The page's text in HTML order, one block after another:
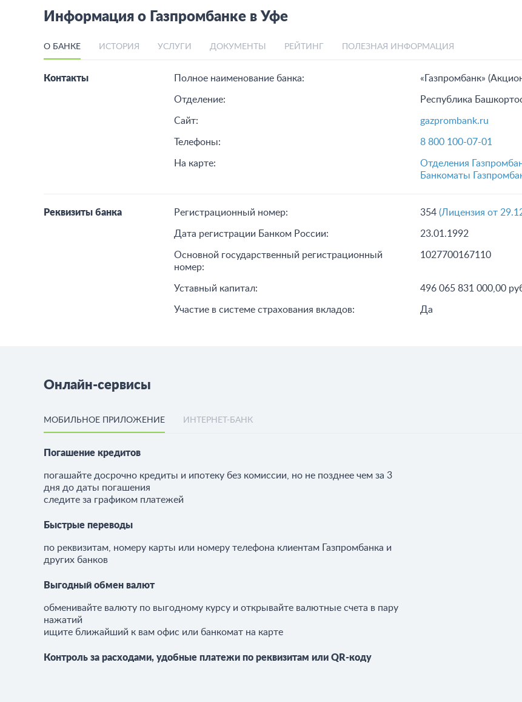
Информация о Газпромбанке в Уфе
О БАНКЕ ИСТОРИЯ УСЛУГИ ДОКУМЕНТЫ РЕЙТИНГ ПОЛЕЗНАЯ ИНФОРМАЦИЯ
Контакты Полное наименование банка: «Газпромбанк»
Отделение: Республика
Сайт: gazprombank.ru
Телефоны: 8 800 100-07-01
На карте:
Отделения
Банкоматы
Реквизиты банка Регистрационный номер: 354 (Лицензия от
Дата регистрации Банком России: 23.01.1992
Основной государственный регистрационный
номер:
1027700167110
Уставный капитал: 496 065 831 000,00
Участие в системе страхования вкладов: Да
Онлайн-сервисы
МОБИЛЬНОЕ ПРИЛОЖЕНИЕ ИНТЕРНЕТ-БАНК
Погашение кредитов
погашайте досрочно кредиты и ипотеку без комиссии, но не позднее чем за 3
дня до даты погашения
следите за графиком платежей
Быстрые переводы
по реквизитам, номеру карты или номеру телефона клиентам Газпромбанка и
других банков
Выгодный обмен валют
обменивайте валюту по выгодному курсу и открывайте валютные счета в пару
нажатий
ищите ближайший к вам офис или банкомат на карте
Контроль за расходами, удобные платежи по реквизитам или QR-коду